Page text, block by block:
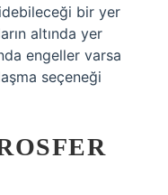
bir yer
altında yer
engeller varsa
seçeneği